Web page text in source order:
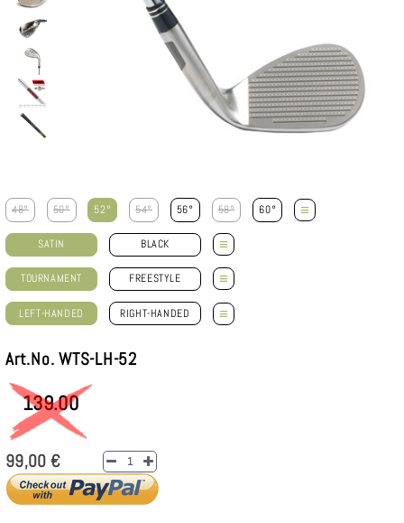
48° 50° 52° 54° 56° 58° 60° ≡
SATIN BLACK ≡
TOURNAMENT FREESTYLE ≡
LEFT-HANDED RIGHT-HANDED ≡
Art.No. WTS-LH-52
139.00
99,00 €